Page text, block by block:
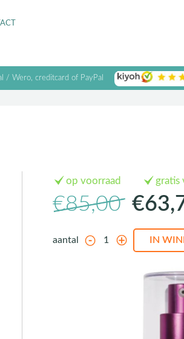
/ Wero, creditcard of PayPal
op voorraad gratis
€85,00
aantal